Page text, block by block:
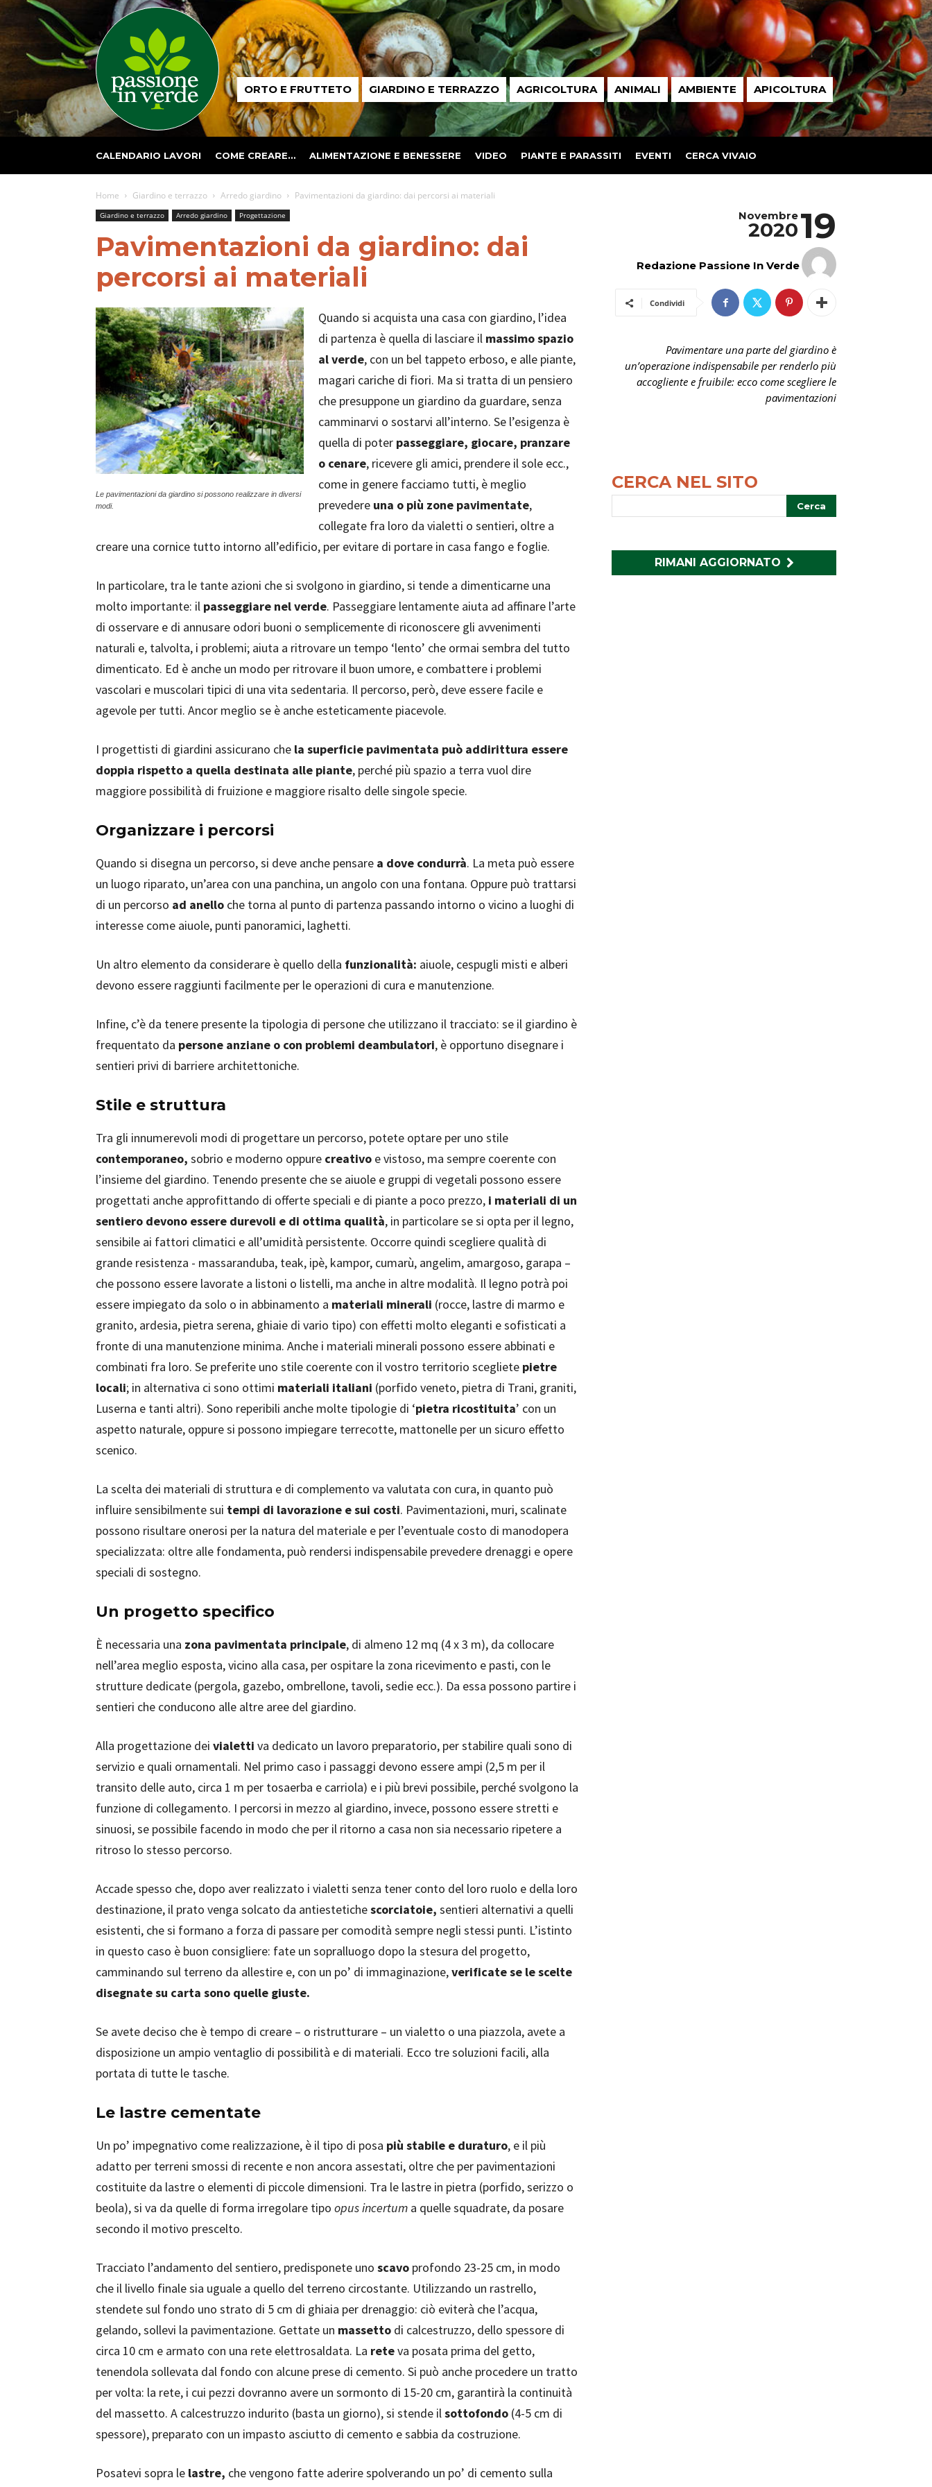
Passione
in ORTO E FRUTTETO GIARDINO E TERRAZZO AGRICOLTURA ANIMALI AMBIENTE APICOLTURA
CALENDARIO LAVORI COME CREARE… ALIMENTAZIONE E BENESSERE VIDEO PIANTE E PARASSITI EVENTI CERCA VIVAIO
Home Giardino e terrazzo Arredo giardino Pavimentazioni da giardino: dai percorsi ai materiali
Giardino e terrazzo Arredo giardino Progettazione
Pavimentazioni da giardino: dai
percorsi ai materiali
Le pavimentazioni da giardino si possono realizzare in diversi
modi.
Quando si acquista una casa con giardino, l’idea
di partenza è quella di lasciare il massimo spazio
al verde, con un bel tappeto erboso, e alle piante,
magari cariche di fiori. Ma si tratta di un pensiero
che presuppone un giardino da guardare, senza
camminarvi o sostarvi all’interno. Se l’esigenza è
quella di poter passeggiare, giocare, pranzare
o cenare, ricevere gli amici, prendere il sole ecc.,
come in genere facciamo tutti, è meglio
prevedere una o più zone pavimentate,
collegate fra loro da vialetti o sentieri, oltre a
creare una cornice tutto intorno all’edificio, per evitare di portare in casa fango e foglie.
In particolare, tra le tante azioni che si svolgono in giardino, si tende a dimenticarne una
molto importante: il passeggiare nel verde. Passeggiare lentamente aiuta ad affinare l’arte
di osservare e di annusare odori buoni o semplicemente di riconoscere gli avvenimenti
naturali e, talvolta, i problemi; aiuta a ritrovare un tempo ‘lento’ che ormai sembra del tutto
dimenticato. Ed è anche un modo per ritrovare il buon umore, e combattere i problemi
vascolari e muscolari tipici di una vita sedentaria. Il percorso, però, deve essere facile e
agevole per tutti. Ancor meglio se è anche esteticamente piacevole.
I progettisti di giardini assicurano che la superficie pavimentata può addirittura essere
doppia rispetto a quella destinata alle piante, perché più spazio a terra vuol dire
maggiore possibilità di fruizione e maggiore risalto delle singole specie.
Organizzare i percorsi
Quando si disegna un percorso, si deve anche pensare a dove condurrà. La meta può essere
un luogo riparato, un’area con una panchina, un angolo con una fontana. Oppure può trattarsi
di un percorso ad anello che torna al punto di partenza passando intorno o vicino a luoghi di
interesse come aiuole, punti panoramici, laghetti.
Un altro elemento da considerare è quello della funzionalità: aiuole, cespugli misti e alberi
devono essere raggiunti facilmente per le operazioni di cura e manutenzione.
Infine, c’è da tenere presente la tipologia di persone che utilizzano il tracciato: se il giardino è
frequentato da persone anziane o con problemi deambulatori, è opportuno disegnare i
sentieri privi di barriere architettoniche.
Stile e struttura
Tra gli innumerevoli modi di progettare un percorso, potete optare per uno stile
contemporaneo, sobrio e moderno oppure creativo e vistoso, ma sempre coerente con
l’insieme del giardino. Tenendo presente che se aiuole e gruppi di vegetali possono essere
progettati anche approfittando di offerte speciali e di piante a poco prezzo, i materiali di un
sentiero devono essere durevoli e di ottima qualità, in particolare se si opta per il legno,
sensibile ai fattori climatici e all’umidità persistente. Occorre quindi scegliere qualità di
grande resistenza - massaranduba, teak, ipè, kampor, cumarù, angelim, amargoso, garapa –
che possono essere lavorate a listoni o listelli, ma anche in altre modalità. Il legno potrà poi
essere impiegato da solo o in abbinamento a materiali minerali (rocce, lastre di marmo e
granito, ardesia, pietra serena, ghiaie di vario tipo) con effetti molto eleganti e sofisticati a
fronte di una manutenzione minima. Anche i materiali minerali possono essere abbinati e
combinati fra loro. Se preferite uno stile coerente con il vostro territorio scegliete pietre
locali; in alternativa ci sono ottimi materiali italiani (porfido veneto, pietra di Trani, graniti,
Luserna e tanti altri). Sono reperibili anche molte tipologie di ‘pietra ricostituita’ con un
aspetto naturale, oppure si possono impiegare terrecotte, mattonelle per un sicuro effetto
scenico.
La scelta dei materiali di struttura e di complemento va valutata con cura, in quanto può
influire sensibilmente sui tempi di lavorazione e sui costi. Pavimentazioni, muri, scalinate
possono risultare onerosi per la natura del materiale e per l’eventuale costo di manodopera
specializzata: oltre alle fondamenta, può rendersi indispensabile prevedere drenaggi e opere
speciali di sostegno.
Un progetto specifico
È necessaria una zona pavimentata principale, di almeno 12 mq (4 x 3 m), da collocare
nell’area meglio esposta, vicino alla casa, per ospitare la zona ricevimento e pasti, con le
strutture dedicate (pergola, gazebo, ombrellone, tavoli, sedie ecc.). Da essa possono partire i
sentieri che conducono alle altre aree del giardino.
Alla progettazione dei vialetti va dedicato un lavoro preparatorio, per stabilire quali sono di
servizio e quali ornamentali. Nel primo caso i passaggi devono essere ampi (2,5 m per il
transito delle auto, circa 1 m per tosaerba e carriola) e i più brevi possibile, perché svolgono la
funzione di collegamento. I percorsi in mezzo al giardino, invece, possono essere stretti e
sinuosi, se possibile facendo in modo che per il ritorno a casa non sia necessario ripetere a
ritroso lo stesso percorso.
Accade spesso che, dopo aver realizzato i vialetti senza tener conto del loro ruolo e della loro
destinazione, il prato venga solcato da antiestetichescorciatoie, sentieri alternativi a quelli
esistenti, che si formano a forza di passare per comodità sempre negli stessi punti. L’istinto
in questo caso è buon consigliere: fate un sopralluogo dopo la stesura del progetto,
camminando sul terreno da allestire e, con un po’ di immaginazione,verificate se le scelte
disegnate su carta sono quelle giuste.
Se avete deciso che è tempo di creare – o ristrutturare – un vialetto o una piazzola, avete a
disposizione un ampio ventaglio di possibilità e di materiali. Ecco tre soluzioni facili, alla
portata di tutte le tasche.
Le lastre cementate
Un po’ impegnativo come realizzazione, è il tipo di posa più stabile e duraturo, e il più
adatto per terreni smossi di recente e non ancora assestati, oltre che per pavimentazioni
costituite da lastre o elementi di piccole dimensioni. Tra le lastre in pietra (porfido, serizzo o
beola), si va da quelle di forma irregolare tipo opus incertum a quelle squadrate, da posare
secondo il motivo prescelto.
Tracciato l’andamento del sentiero, predisponete uno scavo profondo 23-25 cm, in modo
che il livello finale sia uguale a quello del terreno circostante. Utilizzando un rastrello,
stendete sul fondo uno strato di 5 cm di ghiaia per drenaggio: ciò eviterà che l’acqua,
gelando, sollevi la pavimentazione. Gettate un massetto di calcestruzzo, dello spessore di
circa 10 cm e armato con una rete elettrosaldata. La reteva posata prima del getto,
tenendola sollevata dal fondo con alcune prese di cemento. Si può anche procedere un tratto
per volta: la rete, i cui pezzi dovranno avere un sormonto di 15-20 cm, garantirà la continuità
del massetto. A calcestruzzo indurito (basta un giorno), si stende ilsottofondo (4-5 cm di
spessore), preparato con un impasto asciutto di cemento e sabbia da costruzione.
Posatevi sopra le lastre, che vengono fatte aderire spolverando un po’ di cemento sulla
19
Novembre
2020
Redazione Passione In Verde
Condividi
Pavimentare una parte del giardino è
un’operazione indispensabile per renderlo più
accogliente e fruibile: ecco come scegliere le
pavimentazioni
CERCA NEL SITO
RIMANI AGGIORNATO